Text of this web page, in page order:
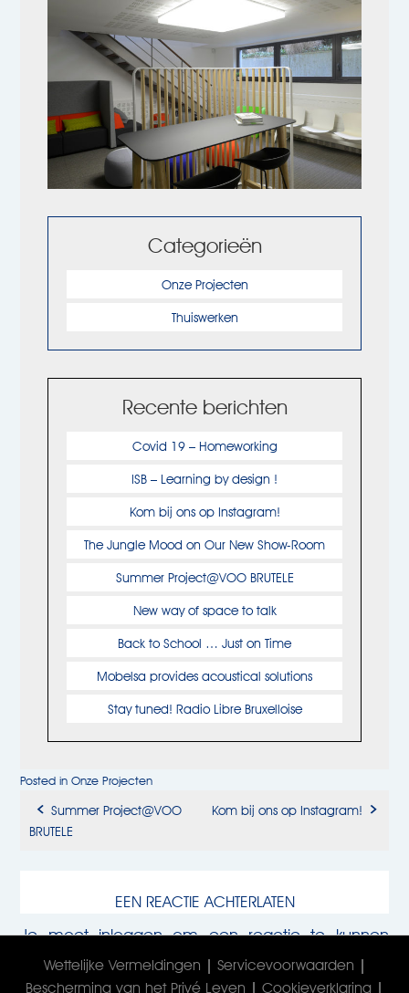
Categorieën
Onze Projecten
Thuiswerken
Recente berichten
Covid 19 – Homeworking
ISB – Learning by design !
Kom bij ons op Instagram!
The Jungle Mood on Our New Show-Room
Summer Project@VOO BRUTELE
New way of space to talk
Back to School … Just on Time
Mobelsa provides acoustical solutions
Stay tuned! Radio Libre Bruxelloise
Posted inOnze Projecten
PostSummer Project@VOO
BRUTELE
Kom bij ons op Instagram!
EEN REACTIE ACHTERLATEN
Je moetinloggenom een reactie te kunnen
plaatsen.
Wettelijke Vermeldingen | Servicevoorwaarden |
Bescherming van het Privé Leven | Cookieverklaring |